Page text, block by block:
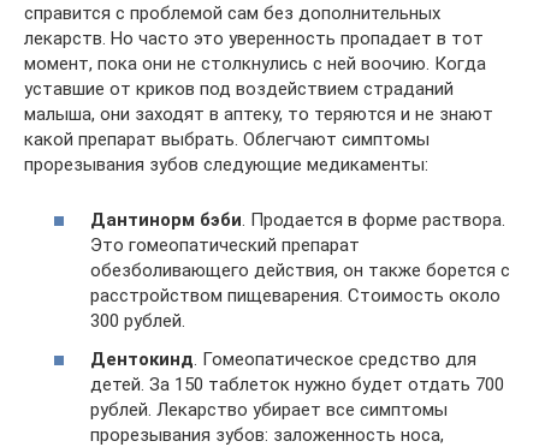
справится с проблемой сам без дополнительных
лекарств. Но часто это уверенность пропадает в тот
момент, пока они не столкнулись с ней воочию. Когда
уставшие от криков под воздействием страданий
малыша, они заходят в аптеку, то теряются и не знают
какой препарат выбрать. Облегчают симптомы
прорезывания зубов следующие медикаменты:
Дантинорм бэби. Продается в форме раствора.
Это гомеопатический препарат
обезболивающего действия, он также борется с
расстройством пищеварения. Стоимость около
300 рублей.
Дентокинд. Гомеопатическое средство для
детей. За 150 таблеток нужно будет отдать 700
рублей. Лекарство убирает все симптомы
прорезывания зубов: заложенность носа,